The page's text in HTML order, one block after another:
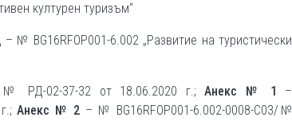
културен туризъм“
– № BG16RFOP001-6.002 „Развитие на туристически
№ РД-02-37-32 от 18.06.2020 г.; Анекс № 1 –
г.;Анекс № 2 – № BG16RFOP001-6.002-0008-С03/№